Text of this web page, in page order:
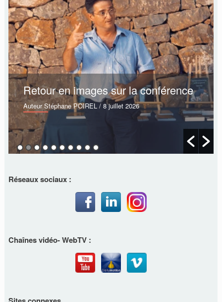
Retour en images sur la conférence
Auteur Stéphane POIREL/ 8 juillet 2026
Réseaux sociaux :
Chaînes vidéo- WebTV :